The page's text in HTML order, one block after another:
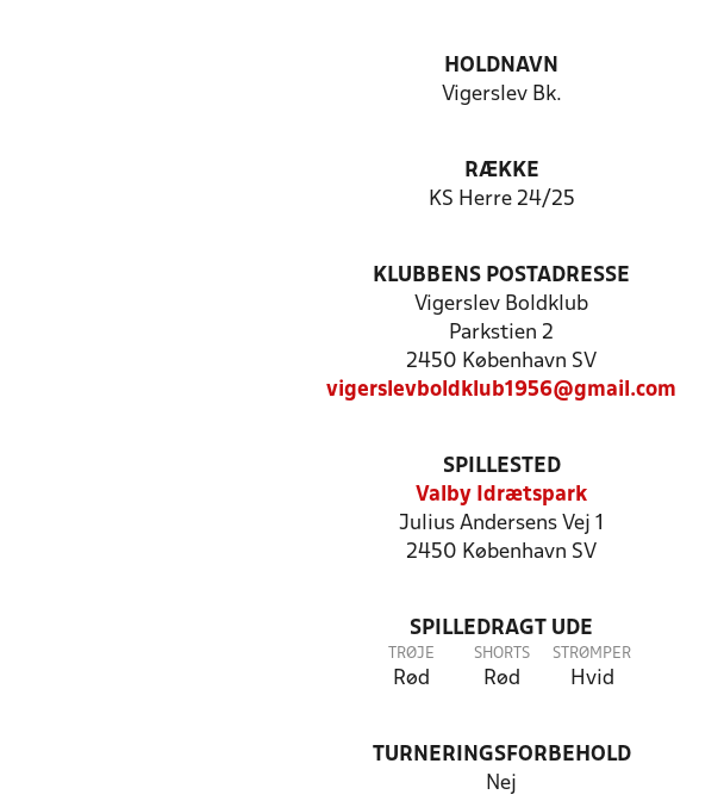
HOLDNAVN
Vigerslev Bk.
RÆKKE
KS Herre 24/25
KLUBBENS POSTADRESSE
Vigerslev Boldklub
Parkstien 2
2450 København SV
vigerslevboldklub1956@gmail.com
SPILLESTED
Valby Idrætspark
Julius Andersens Vej 1
2450 København SV
SPILLEDRAGT UDE
TRØJE
Rød
SHORTS
Rød
STRØMPER
Hvid
TURNERINGSFORBEHOLD
Nej